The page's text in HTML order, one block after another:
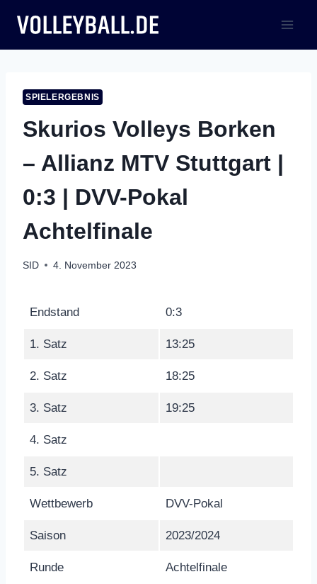
Inhalt
springen
SPIELERGEBNIS
Skurios Volleys Borken
– Allianz MTV Stuttgart |
0:3 | DVV-Pokal
Achtelfinale
SID 4. November 2023
Endstand 0:3
1. Satz 13:25
2. Satz 18:25
3. Satz 19:25
4. Satz
5. Satz
Wettbewerb DVV-Pokal
Saison 2023/2024
Runde Achtelfinale